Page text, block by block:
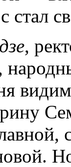
стал
,